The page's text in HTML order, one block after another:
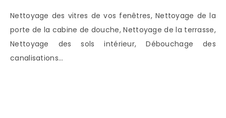
Nettoyage des vitres de vos fenêtres, Nettoyage de la
porte de la cabine de douche, Nettoyage de la terrasse,
Nettoyage des sols intérieur, Débouchage des
canalisations…